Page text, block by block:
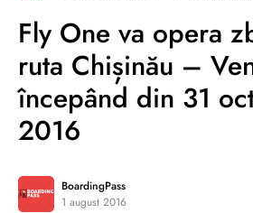
Fly One va opera
ruta Chișinău –
începând din 31
2016
BoardingPass
1 august 2016